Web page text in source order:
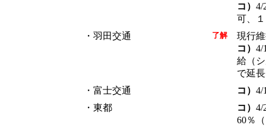
コ） 4/
可、
・羽田交通
了解
現行
コ） 4/
給（
で延長
・富士交通
コ） 4/
・東都
コ） 4/
60％